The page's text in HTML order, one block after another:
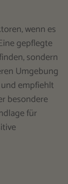
wenn es
gepflegte
sondern
Umgebung
empfiehlt
besondere
für